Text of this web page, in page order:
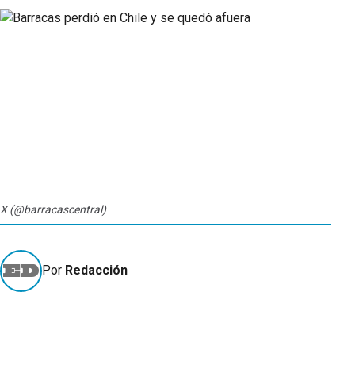
X (@barracascentral)
Por Redacción